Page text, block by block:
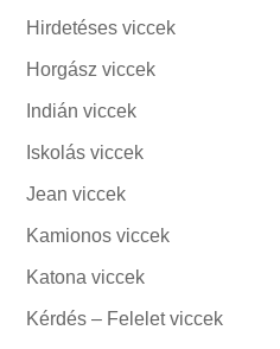
Hirdetéses viccek
Horgász viccek
Indián viccek
Iskolás viccek
Jean viccek
Kamionos viccek
Katona viccek
Kérdés – Felelet viccek